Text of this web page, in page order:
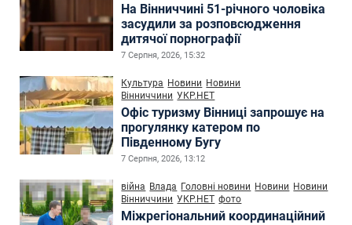
На Вінниччині 51-річного чоловіка
засудили за розповсюдження
дитячої порнографії
7 Серпня, 2026, 15:32
Культура Новини Новини
Вінниччини УКР.НЕТ
Офіс туризму Вінниці запрошує на
прогулянку катером по
Південному Бугу
7 Серпня, 2026, 13:12
війна Влада Головні новини Новини Новини
Вінниччини УКР.НЕТ фото
Міжрегіональний координаційний